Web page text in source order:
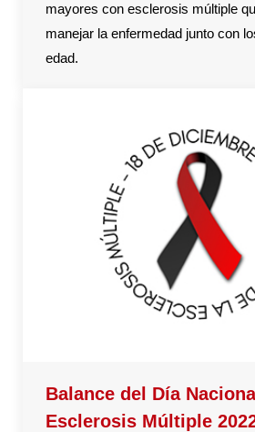
mayores con esclerosis múltiple
manejar la enfermedad junto con
edad.
Balance del Día
Esclerosis Múltiple